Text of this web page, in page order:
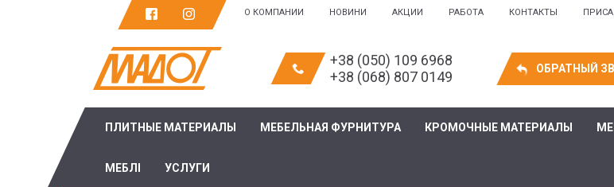
О КОМПАНИИ НОВИНИ АКЦИИ РАБОТА КОНТАКТЫ
+38 (050) 109 6968
+38 (068) 807 0149
ОБРАТНЫЙ
ПЛИТНЫЕ МАТЕРИАЛЫ МЕБЕЛЬНАЯ ФУРНИТУРА КРОМОЧНЫЕ МАТЕРИАЛЫ
МЕБЛІ УСЛУГИ